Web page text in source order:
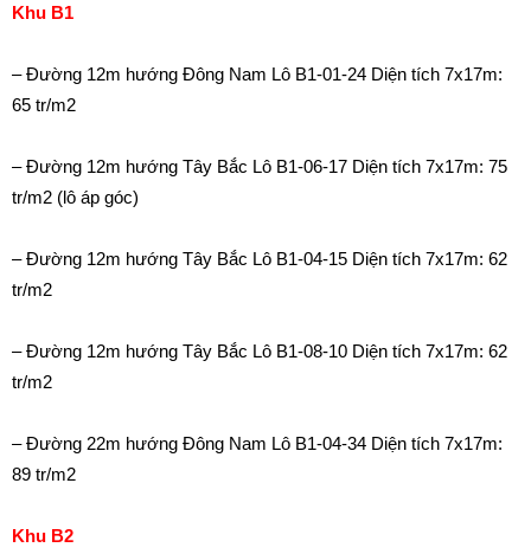
Khu B1
– Đường 12m hướng Đông Nam Lô B1-01-24 Diện tích 7x17m:
65 tr/m2
– Đường 12m hướng Tây Bắc Lô B1-06-17 Diện tích 7x17m: 75
tr/m2 (lô áp góc)
– Đường 12m hướng Tây Bắc Lô B1-04-15 Diện tích 7x17m: 62
tr/m2
– Đường 12m hướng Tây Bắc Lô B1-08-10 Diện tích 7x17m: 62
tr/m2
– Đường 22m hướng Đông Nam Lô B1-04-34 Diện tích 7x17m:
89 tr/m2
Khu B2